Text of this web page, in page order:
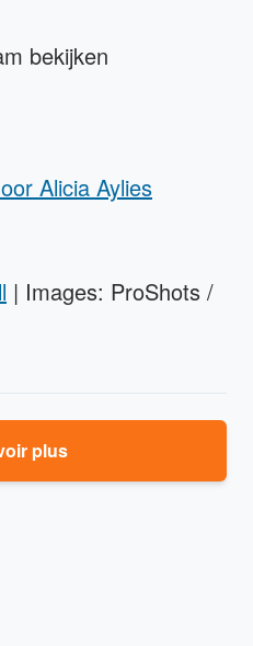
bekijken
Alicia Aylies
| Images: ProShots /
plus